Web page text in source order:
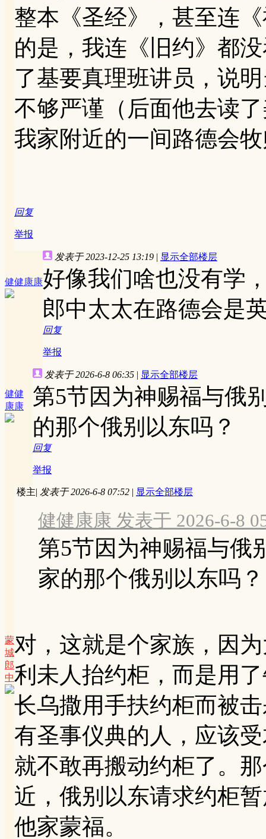
整本《圣经》，甚至连
的是，我连《旧约》都
了基要真理班讲员，说
不够严谨（后面他去读
我家附近的一间路德会
回复
举报
健健康康
发表于 2023-12-25 13:19 | 显示全部楼层
好像我们啥也没有学
郎中太太在路德会是
回复
举报
健健
康康
发表于 2026-6-8 06:35 | 显示全部楼层
第5节因为神赐福与俄
的那个俄别以东吗？
回复
举报
蒙
城
郎
中
楼主| 发表于 2026-6-8 07:52 | 显示全部楼层
健健康康 发表于 2026-6-8
第5节因为神赐福与俄
家的那个俄别以东吗？
对，这就是个家族，因
利未人抬约柜，而是用
长乌撒用手扶约柜而被
有圣事仪典的人，应该
就不敢再搬动约柜了。
近，俄别以东请求约柜
他家蒙福。